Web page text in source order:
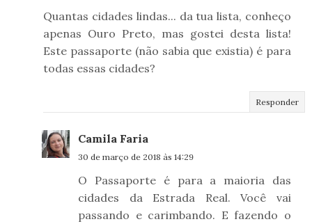
Quantas cidades lindas... da tua lista, conheço
apenas Ouro Preto, mas gostei desta lista!
Este passaporte (não sabia que existia) é para
todas essas cidades?
Responder
Camila Faria
30 de março de 2018 às 14:29
O Passaporte é para a maioria das
cidades da Estrada Real. Você vai
passando e carimbando. E fazendo o